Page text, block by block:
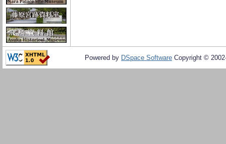
Powered by DSpace Software Copyright ©